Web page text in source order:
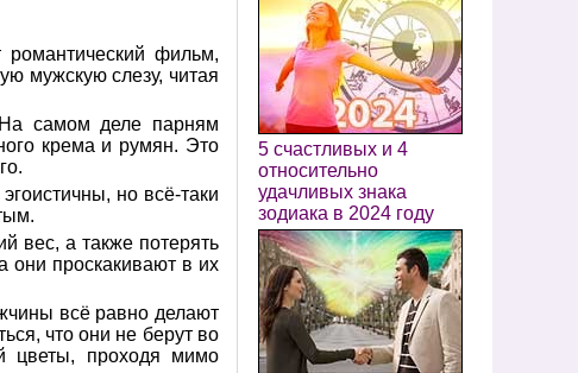
фильм,
мужскую слезу, читая
самом деле парням
крема и румян. Это
но всё-таки
вес, а также потерять
они проскакивают в их
всё равно делают
что они не берут во
цветы, проходя мимо
5 счастливых и 4
относительно
удачливых знака
зодиака в 2024 году